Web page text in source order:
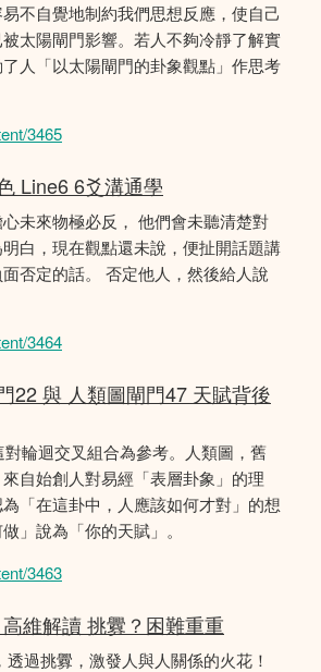
不自覺地制約我們思想反應，使自己
被太陽閘門影響。若人不夠冷靜了解實
人「以太陽閘門的卦象觀點」作思考
3465
Line6 6爻溝通學
未來物極必反， 他們會未聽清楚對
白，現在觀點還未說，便扯開話題講
否定的話。 否定他人，然後給人說
3464
22 與 人類圖閘門47 天賦背後
對輪迴交叉組合為參考。人類圖，舊
自始創人對易經「表層卦象」的理
「在這卦中，人應該如何才對」的想
」說為「你的天賦」。
3463
維解讀 挑釁？困難重重
過挑釁，激發人與人關係的火花！